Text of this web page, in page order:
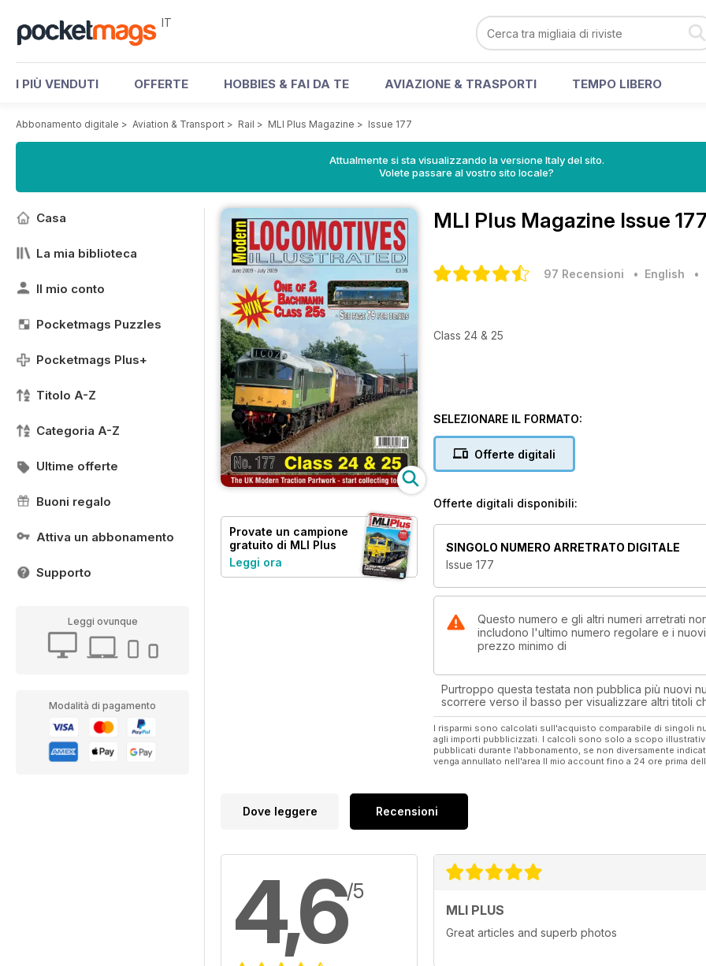
IT
I PIÙ VENDUTI OFFERTE HOBBIES & FAI DA TE AVIAZIONE & TRASPORTI TEMPO LIBERO
Abbonamento digitale > Aviation & Transport > Rail > MLI Plus Magazine > Issue 177
Attualmente si sta visualizzando la versione Italy del sito.
Volete passare al vostro sito locale?
Casa
La mia biblioteca
Il mio conto
Pocketmags Puzzles
Pocketmags Plus+
Titolo A-Z
Categoria A-Z
Ultime offerte
Buoni regalo
Attiva un abbonamento
Supporto
Leggi ovunque
Modalità di pagamento
Provate un campione
gratuito di MLI Plus
Leggi ora
MLI Plus Magazine Issue
97 Recensioni • English •
Class 24 & 25
SELEZIONARE IL FORMATO:
Offerte digitali
Offerte digitali disponibili:
SINGOLO NUMERO ARRETRATO DIGITALE
Issue 177
Questo numero e gli altri numeri arretrati
includono l'ultimo numero regolare e i
prezzo minimo di
Purtroppo questa testata non pubblica più nuovi
scorrere verso il basso per visualizzare altri titoli
I risparmi sono calcolati sull'acquisto comparabile di singoli
agli importi pubblicizzati. I calcoli sono solo a scopo
pubblicati durante l'abbonamento, se non diversamente
venga annullato nell'area Il mio account fino a 24 ore prima
Dove leggere Recensioni
4,6/5
MLI PLUS
Great articles and superb photos